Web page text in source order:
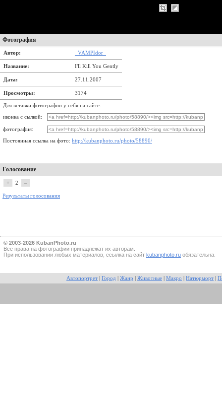
Фотография
Автор: _VAMPIdor_
Название: I'll Kill You Gently
Дата: 27.11.2007
Просмотры: 3174
Для вставки фотографии у себя на сайте:
иконка с сылкой:
фотография:
Постоянная ссылка на фото: http://kubanphoto.ru/photo/58890/
Голосование
+ 2 –
Результаты голосования
© 2003-2026 KubanPhoto.ru
Все прaва на фотографии принадлежат их авторам.
При использовании любых материалов, ссылка на сайт kubanphoto.ru обязательна.
Автопортрет Город Жанр Животные Макро Натюрморт